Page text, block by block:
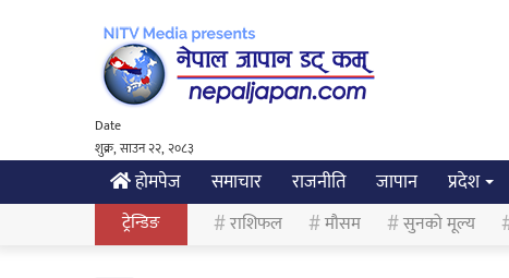
Date
शुक्र, साउन २२, २०८३
होमपेज समाचार राजनीति जापान प्रदेश
ट्रेन्डिङ राशिफल मौसम सुनको मूल्य